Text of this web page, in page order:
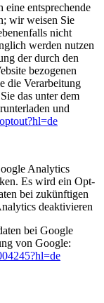
eine entsprechende
wir weisen Sie
nicht
werden nutzen
der durch den
bezogenen
die Verarbeitung
das unter dem
und
Analytics
Es wird ein Opt-
bei zukünftigen
deaktivieren
bei Google
von Google: